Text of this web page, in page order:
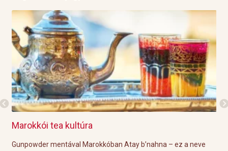
Marokkói tea kultúra
Gunpowder mentával Marokkóban Atay b’nahna – ez a neve